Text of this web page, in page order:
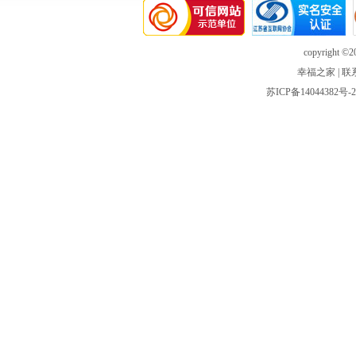
copyright
幸福之家
联
苏ICP备14044382号-2